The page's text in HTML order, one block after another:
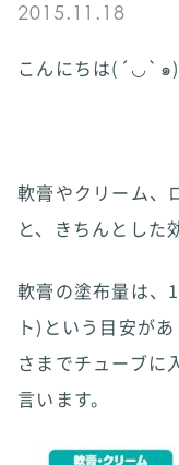
2015.11.18
こんにちは(´◡`๑)
軟膏やクリーム、
と、きちんとした
軟膏の塗布量は、
ト)という目安が
さまでチューブに
言います。